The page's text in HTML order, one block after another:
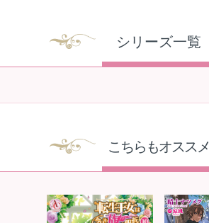
シリーズ一覧
こちらもオススメ